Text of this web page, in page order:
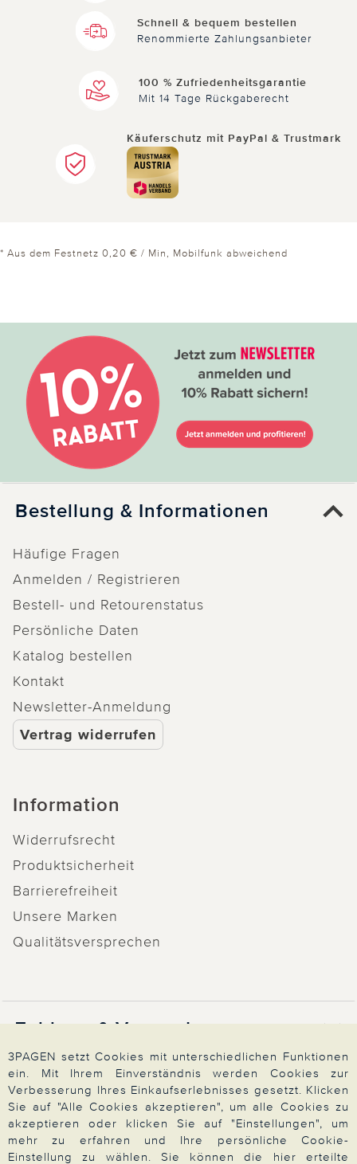
Schnell & bequem bestellen
Renommierte Zahlungsanbieter
100 % Zufriedenheitsgarantie
Mit 14 Tage Rückgaberecht
Käuferschutz mit PayPal & Trustmark
* Aus dem Festnetz 0,20 € / Min, Mobilfunk abweichend
Bestellung & Informationen
Häufige Fragen
Anmelden / Registrieren
Bestell- und Retourenstatus
Persönliche Daten
Katalog bestellen
Kontakt
Newsletter-Anmeldung
Vertrag widerrufen
Information
Widerrufsrecht
Produktsicherheit
Barrierefreiheit
Unsere Marken
Qualitätsversprechen
Zahlung & Versand
Über 3PAGEN
Wir beraten Sie gern
3PAGEN setzt Cookies mit unterschiedlichen Funktionen
ein. Mit Ihrem Einverständnis werden Cookies zur
Verbesserung Ihres Einkaufserlebnisses gesetzt. Klicken
Sie auf "Alle Cookies akzeptieren", um alle Cookies zu
akzeptieren oder klicken Sie auf "Einstellungen", um
mehr zu erfahren und Ihre persönliche Cookie-
Einstellung zu wählen. Sie können die hier erteilte